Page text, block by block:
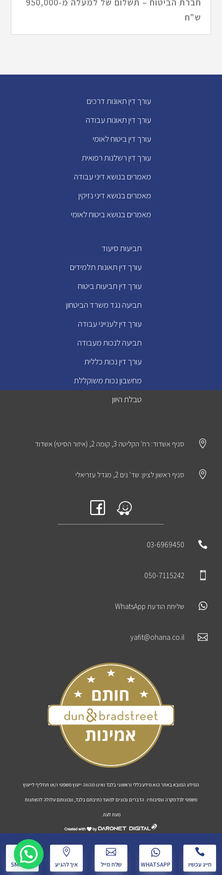
חברת הביטוח – תשלום של למעלה מ-950,000
ש"ח
עורך דין תאונות דרכים
עורך דין תאונות עבודה
עורך דין ביטוח לאומי
עורך דין רשלנות רפואית
מאמרים בנושא דיני עבודה
מאמרים בנושא דיני נזיקין
מאמרים בנושא ביטוח לאומי
תביעות סיעוד
עורך דין תאונות תלמידים
עורך דין תביעות ביטוח
תביעה נגד משרד הביטחון
עורך דין לענייני עבודה
תביעה לנכות מעבודה
עורך דין נכות כללית
מחשבון נכות משוקללת
טבלת היוון
 סניף אשדוד: רח' הקליטה 3, קומה 2, (איזור הסיטי) אשדוד
 סניף ראשון לציון: שד' נים 2, מגדל עזריאלי

03-6969450

050-7115242
 שליחת הודעת WhatsApp

yafit@ohana.co.il
המידע המובא באתר הוא מידע כללי וראשוני בלבד ואינו מהווה ייעוץ משפטי ו/או תחליף לייעוץ
משפטי לכל מקרה ונסיבותיו. הדברים נכונים למועד כתיבתם בלבד, ונכונותם עלולה להשתנות
מעת לעת.
דרונט
דיגיטל
-
אוחנה ושות משרד עורכי דין © כל הזכויות שמורות

חייג עכשיו

WHATSAPP

שלח מייל

איך להגיע
w
שלח SMS